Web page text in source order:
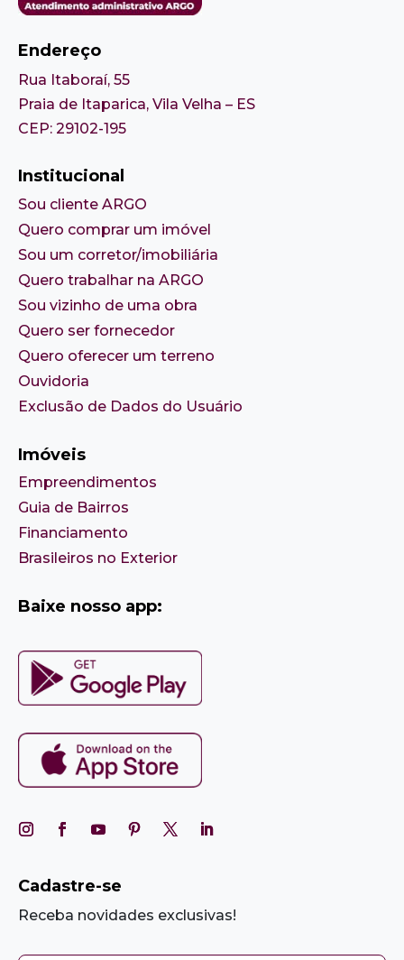
Endereço
Rua Itaboraí, 55
Praia de Itaparica, Vila Velha – ES
CEP: 29102-195
Institucional
Sou cliente ARGO
Quero comprar um imóvel
Sou um corretor/imobiliária
Quero trabalhar na ARGO
Sou vizinho de uma obra
Quero ser fornecedor
Quero oferecer um terreno
Ouvidoria
Exclusão de Dados do Usuário
Imóveis
Empreendimentos
Guia de Bairros
Financiamento
Brasileiros no Exterior
Baixe nosso app:
Cadastre-se
Receba novidades exclusivas!